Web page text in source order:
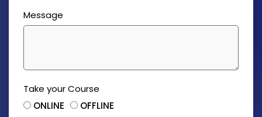
Message
Take your Course
ONLINE
OFFLINE